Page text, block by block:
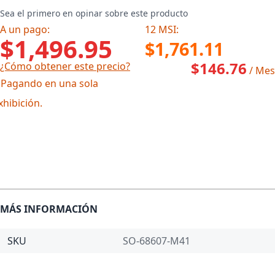
Sea el primero en opinar sobre este producto
A un pago: 12 MSI:
$1,496.95 $1,761.11
¿Cómo obtener este precio?
en una sola
$146.76 / Mes
MÁS INFORMACIÓN
SKU
SO-68607-M41